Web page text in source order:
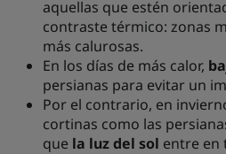
aquellas que estén
contraste térmico: zonas
más calurosas.
En los días de más calor,
persianas para evitar un
Por el contrario, en
cortinas como las
que la luz del sol entre en